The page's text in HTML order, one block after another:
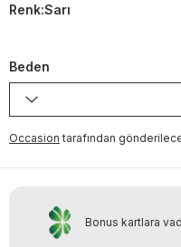
Renk:Sarı
Beden
Occasion tarafından
Bonus kartlara